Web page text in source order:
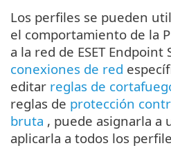
Los perfiles se pueden
el comportamiento de la
a la red de ESET Endpoint
conexiones de red
editar reglas de
reglas de protección
bruta , puede asignarla a
aplicarla a todos los